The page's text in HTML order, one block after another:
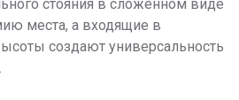
стояния в сложенном виде
места, а входящие в
создают универсальность